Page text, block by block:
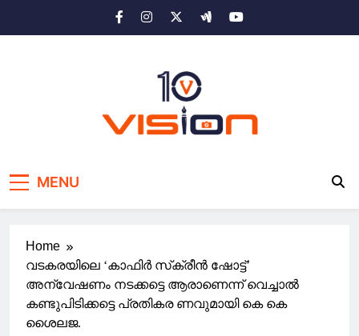
MENU
Home
വടകരയിലെ ‘കാഫിര്‍ സ്‌ക്രീന്‍ ഷോട്ട്’
അന്വേഷണം നടക്കട്ടെ ആരാണെന്ന് വെച്ചാല്‍
കണ്ടുപിടിക്കട്ടെ പ്രതികര ണവുമായി കെ കെ
ശൈലജ.